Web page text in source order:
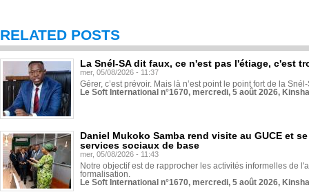
RELATED POSTS
La Snél-SA dit faux, ce n'est pas l'étiage, c'est
mer, 05/08/2026 - 11:37
Gérer, c’est prévoir. Mais là n’est point le point fort de la
Le Soft International n°1670, mercredi, 5 août 2026,
Daniel Mukoko Samba rend visite au GUCE et
services sociaux de base
mer, 05/08/2026 - 11:43
Notre objectif est de rapprocher les activités informelles de
formalisation.
Le Soft International n°1670, mercredi, 5 août 2026,